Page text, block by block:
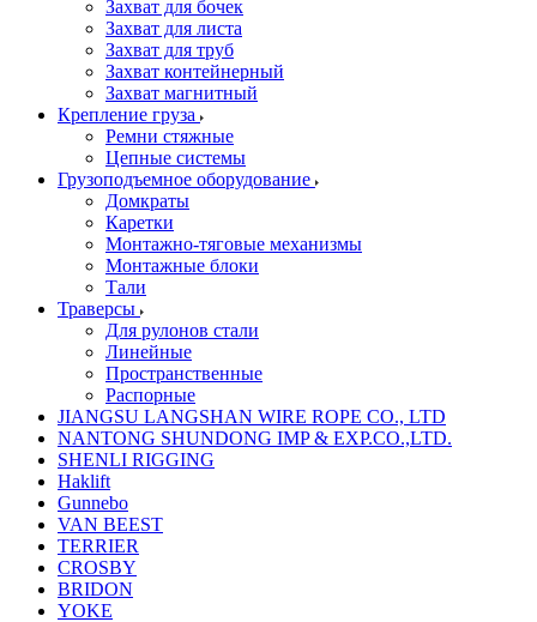
Захват для бочек
Захват для листа
Захват для труб
Захват контейнерный
Захват магнитный
Крепление груза
Ремни стяжные
Цепные системы
Грузоподъемное оборудование
Домкраты
Каретки
Монтажно-тяговые механизмы
Монтажные блоки
Тали
Траверсы
Для рулонов стали
Линейные
Пространственные
Распорные
JIANGSU LANGSHAN WIRE ROPE CO., LTD
NANTONG SHUNDONG IMP & EXP.CO.,LTD.
SHENLI RIGGING
Haklift
Gunnebo
VAN BEEST
TERRIER
CROSBY
BRIDON
YOKE